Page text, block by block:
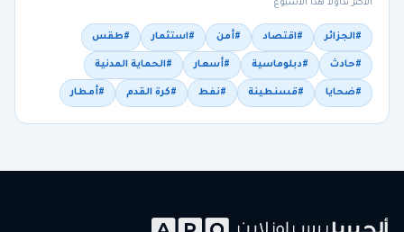
الأكثر تداولاً هذا الأسبوع
#الجزائر #اقتصاد #أمن #استثمار #طقس
#حادث #دبلوماسية #أسعار #الحماية المدنية
#ضحايا #قسنطينة #نفط #كرة القدم #أمطار